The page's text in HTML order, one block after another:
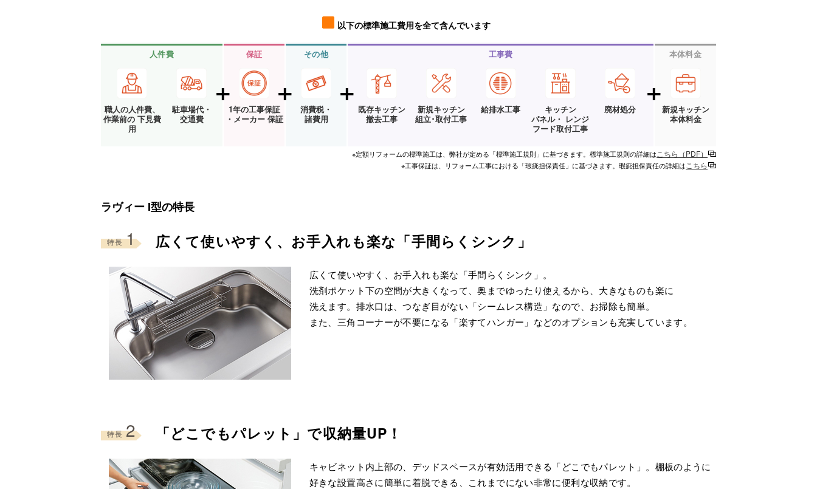
以下の標準施工費用を全て含んでいます
人件費
職人の人件費、
作業前の 下見費
用
駐車場代・
交通費
保証
1年の工事保証
・メーカー 保証
その他
消費税・
諸費用
工事費
既存キッチン
撤去工事
新規キッチン
組立･取付工事
給排水工事
キッチン
パネル・ レンジ
フード取付工事
廃材処分
本体料金
新規キッチン
本体料金
※定額リフォームの標準施工は、弊社が定める「標準施工規則」に基づきます。標準施工規則の詳細は こちら（PDF）
※工事保証は、リフォーム工事における「瑕疵担保責任」に基づきます。瑕疵担保責任の詳細は こちら
ラヴィー I型の特長
特長 1 広くて使いやすく、お手入れも楽な「手間らくシンク」
広くて使いやすく、お手入れも楽な「手間らくシンク」。
洗剤ポケット下の空間が大きくなって、奥までゆったり使えるから、大きなものも楽に
洗えます。排水口は、つなぎ目がない「シームレス構造」なので、お掃除も簡単。
また、三角コーナーが不要になる「楽すてハンガー」などのオプションも充実しています。
特長 2 「どこでもパレット」で収納量UP！
キャビネット内上部の、デッドスペースが有効活用できる「どこでもパレット」。棚板のように
好きな設置高さに簡単に着脱できる、これまでにない非常に便利な収納です。